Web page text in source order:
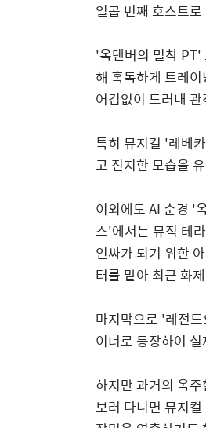
일곱 번째 호스트
'옥댄버의 밀착 PT'
해 혹독하게 트레
어김없이 드러내
특히 뮤지컬 '레베카
고 진지한 모습을
이외에도AI순경 '
스'에서는 뮤직 테
인싸가 되기 위한
터를 맡아 최근 화
마지막으로 '레전
이너로 등장하여
하지만 과거의 옥
보러 다니면 뮤지